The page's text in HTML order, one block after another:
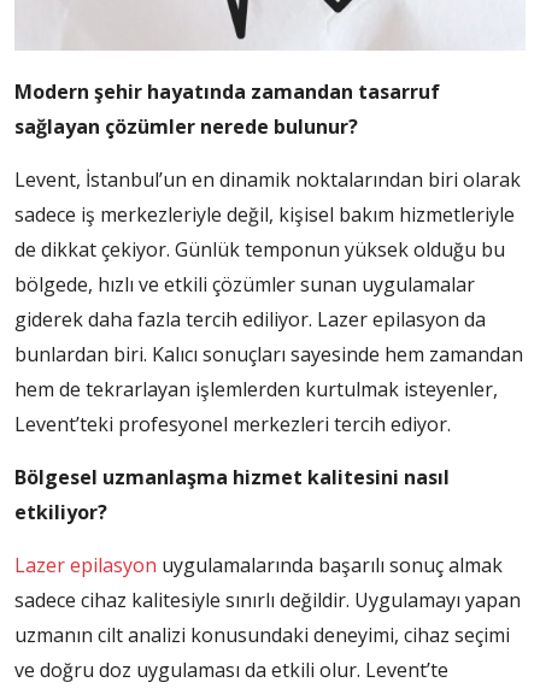
Modern şehir hayatında zamandan tasarruf
sağlayan çözümler nerede bulunur?
Levent, İstanbul’un en dinamik noktalarından biri olarak
sadece iş merkezleriyle değil, kişisel bakım hizmetleriyle
de dikkat çekiyor. Günlük temponun yüksek olduğu bu
bölgede, hızlı ve etkili çözümler sunan uygulamalar
giderek daha fazla tercih ediliyor. Lazer epilasyon da
bunlardan biri. Kalıcı sonuçları sayesinde hem zamandan
hem de tekrarlayan işlemlerden kurtulmak isteyenler,
Levent’teki profesyonel merkezleri tercih ediyor.
Bölgesel uzmanlaşma hizmet kalitesini nasıl
etkiliyor?
Lazer epilasyon uygulamalarında başarılı sonuç almak
sadece cihaz kalitesiyle sınırlı değildir. Uygulamayı yapan
uzmanın cilt analizi konusundaki deneyimi, cihaz seçimi
ve doğru doz uygulaması da etkili olur. Levent’te